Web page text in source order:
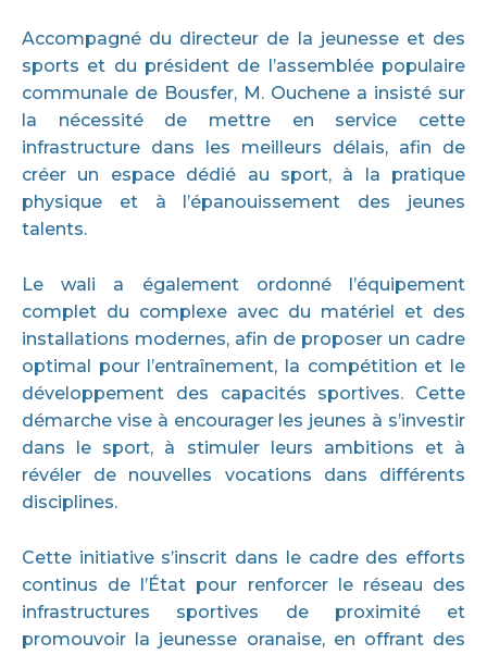
Accompagné du directeur de la jeunesse et des
sports et du président de l’assemblée populaire
communale de Bousfer, M. Ouchene a insisté sur
la nécessité de mettre en service cette
infrastructure dans les meilleurs délais, afin de
créer un espace dédié au sport, à la pratique
physique et à l’épanouissement des jeunes
talents.
Le wali a également ordonné l’équipement
complet du complexe avec du matériel et des
installations modernes, afin de proposer un cadre
optimal pour l’entraînement, la compétition et le
développement des capacités sportives. Cette
démarche vise à encourager les jeunes à s’investir
dans le sport, à stimuler leurs ambitions et à
révéler de nouvelles vocations dans différents
disciplines.
Cette initiative s’inscrit dans le cadre des efforts
continus de l’État pour renforcer le réseau des
infrastructures sportives de proximité et
promouvoir la jeunesse oranaise, en offrant des